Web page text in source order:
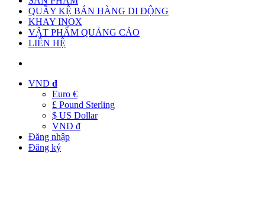
QUẦY KỆ BÁN HÀNG DI ĐỘNG
KHAY INOX
VẬT PHẨM QUẢNG CÁO
LIÊN HỆ
VND đ
Euro €
£ Pound Sterling
$ US Dollar
VND đ
Đăng nhập
Đăng ký